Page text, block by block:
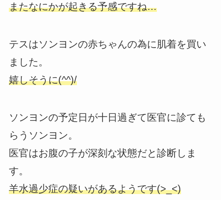
またなにかが起きる予感ですね…
テスはソンヨンの赤ちゃんの為に肌着を買い
ました。
嬉しそうに(^^)/
ソンヨンの予定日が十日過ぎて医官に診ても
らうソンヨン。
医官はお腹の子が深刻な状態だと診断しま
す。
羊水過少症の疑いがあるようです(>_<)